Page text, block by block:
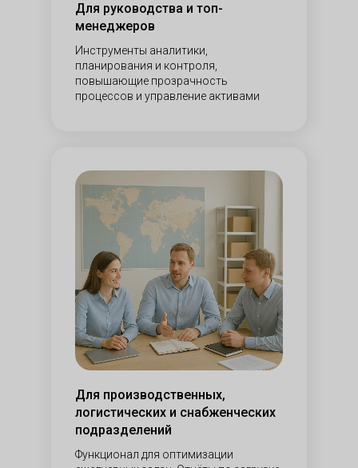
Для руководства и топ-
менеджеров
Инструменты аналитики,
планирования и контроля,
повышающие прозрачность
процессов и управление активами
Для производственных,
логистических и снабженческих
подразделений
Функционал для оптимизации